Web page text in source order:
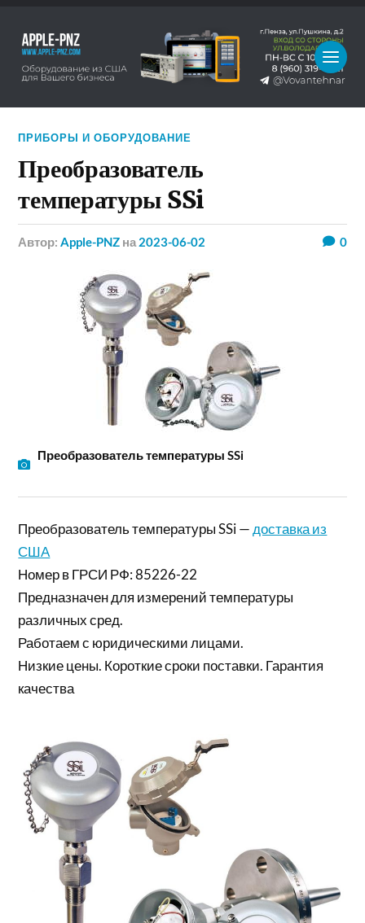
ПРИБОРЫ И ОБОРУДОВАНИЕ
Преобразователь
температуры SSi
Автор:Apple-PNZ на 2023-06-02 0
Преобразователь температуры SSi
Преобразователь температуры SSi — доставка из
США
Номер в ГРСИ РФ: 85226-22
Предназначен для измерений температуры
различных сред.
Работаем с юридическими лицами.
Низкие цены. Короткие сроки поставки. Гарантия
качества